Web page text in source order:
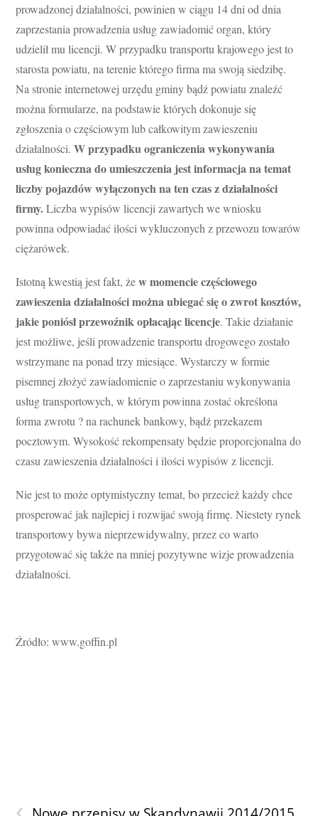
prowadzonej działalności, powinien w ciągu 14 dni od dnia
zaprzestania prowadzenia usług zawiadomić organ, który
udzielił mu licencji. W przypadku transportu krajowego jest to
starosta powiatu, na terenie którego firma ma swoją siedzibę.
Na stronie internetowej urzędu gminy bądź powiatu znaleźć
można formularze, na podstawie których dokonuje się
zgłoszenia o częściowym lub całkowitym zawieszeniu
działalności.W przypadku ograniczenia wykonywania
usług konieczna do umieszczenia jest informacja na temat
liczby pojazdów wyłączonych na ten czas z działalności
firmy.Liczba wypisów licencji zawartych we wniosku
powinna odpowiadać ilości wykluczonych z przewozu towarów
ciężarówek.
Istotną kwestią jest fakt, żew momencie częściowego
zawieszenia działalności można ubiegać się o zwrot kosztów,
jakie poniósł przewoźnik opłacając licencje. Takie działanie
jest możliwe, jeśli prowadzenie transportu drogowego zostało
wstrzymane na ponad trzy miesiące. Wystarczy w formie
pisemnej złożyć zawiadomienie o zaprzestaniu wykonywania
usług transportowych, w którym powinna zostać określona
forma zwrotu ? na rachunek bankowy, bądź przekazem
pocztowym. Wysokość rekompensaty będzie proporcjonalna do
czasu zawieszenia działalności i ilości wypisów z licencji.
Nie jest to może optymistyczny temat, bo przecież każdy chce
prosperować jak najlepiej i rozwijać swoją firmę. Niestety rynek
transportowy bywa nieprzewidywalny, przez co warto
przygotować się także na mniej pozytywne wizje prowadzenia
działalności.
Źródło: www.goffin.pl